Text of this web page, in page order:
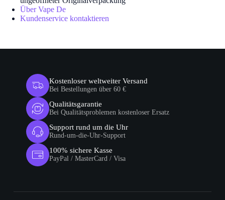
Über Vape De
Kundenservice kontaktieren
Kostenloser weltweiter Versand
Bei Bestellungen über 60 €
Qualitätsgarantie
Bei Qualitätsproblemen kostenloser Ersatz
Support rund um die Uhr
Rund-um-die-Uhr-Support
100% sichere Kasse
PayPal / MasterCard / Visa